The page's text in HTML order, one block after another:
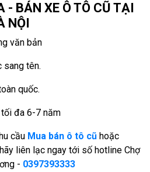
- BÁN XE Ô TÔ CŨ TẠI
NỘI
văn bản
sang tên.
quốc.
đa 6-7 năm
cầu Mua bán ô tô cũ hoặc
liên lạc ngay tới số hotline Chợ
- 0397393333